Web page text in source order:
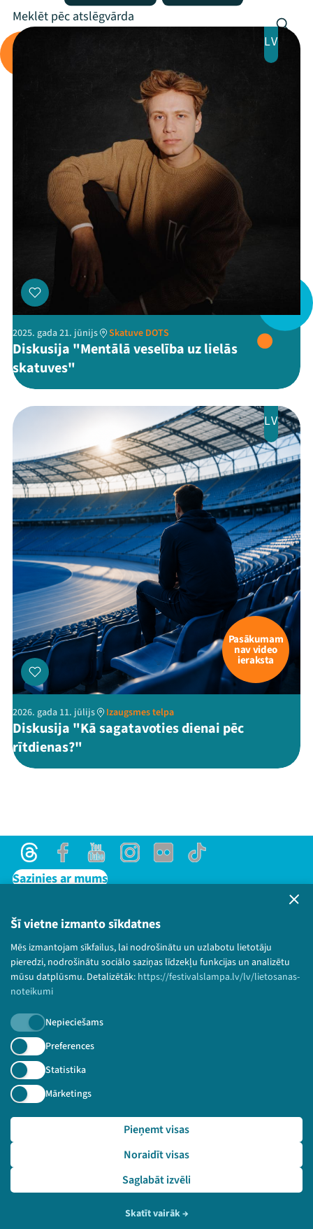
Šī vietne izmanto sīkdatnes
Mēs izmantojam sīkfailus, lai nodrošinātu un uzlabotu lietotāju
pieredzi, nodrošinātu sociālo saziņas līdzekļu funkcijas un analizētu
mūsu datplūsmu. Detalizētāk: https://festivalslampa.lv/lv/lietosanas-
noteikumi
Nepieciešams
Preferences
Statistika
Mārketings
Saglabāt izvēli
Noraidīt visas
Pieņemt visas
Skatīt vairāk→
Mana programma
Festivāls
Programma
Arhīvs
Viņi bija LAMPĀ 2026
Ziedo
Veikals
ThreadsFacebookYoutube
X Instagram
Flick TikTok
LV
2025. gada 21. jūnijs Skatuve DOTS
Diskusija "Mentālā veselība uz lielās
skatuves"
LV
Pasākumam
nav video
ieraksta
2026. gada 11. jūlijs Izaugsmes telpa
Diskusija "Kā sagatavoties dienai pēc
rītdienas?"
ThreadsFacebookYoutubeInstagram
Flick TikTok
Sazinies ar mums
Lietošanas noteikumi un sīkdatņu politika
Bērnu aizsardzības politika
© 2026 Sarunu festivāls LAMPA Visas tiesības
paturētas.
Piesakies jaunumiem!
Nepalaid garām aktuālāko informāciju!
Pieteikties
🔗 https://festivalslampa.lv/lv/dalibnieki/6838